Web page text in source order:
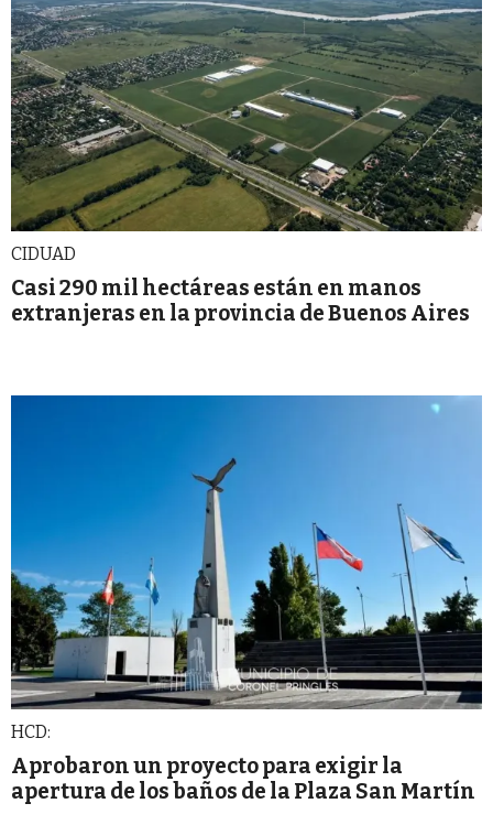
CIDUAD
Casi 290 mil hectáreas están en manos
extranjeras en la provincia de Buenos Aires
HCD:
Aprobaron un proyecto para exigir la
apertura de los baños de la Plaza San Martín